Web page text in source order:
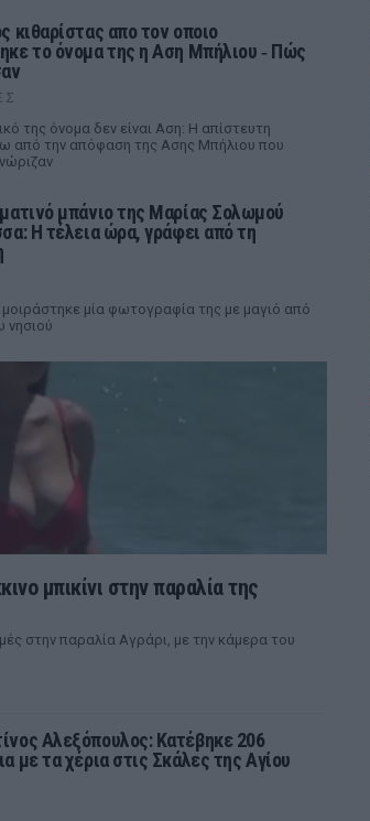
κιθαρίστας απο τον οποιο
το όνομα της η Αση Μπήλιου ‑ Πώς
της όνομα δεν είναι Αση: Η απίστευτη
από την απόφαση της Ασης Μπήλιου που
μπάνιο της Μαρίας Σολωμού
Η τέλεια ώρα, γράφει από τη
μία φωτογραφία της με μαγιό από
νησιού
μπικίνι στην παραλία της
στην παραλία Αγράρι, με την κάμερα του
Αλεξόπουλος: Κατέβηκε 206
με τα χέρια στις Σκάλες της Αγίου